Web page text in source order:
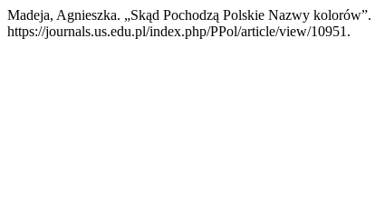
Madeja, Agnieszka. „Skąd Pochodzą Polskie Nazwy kolorów”.
https://journals.us.edu.pl/index.php/PPol/article/view/10951.